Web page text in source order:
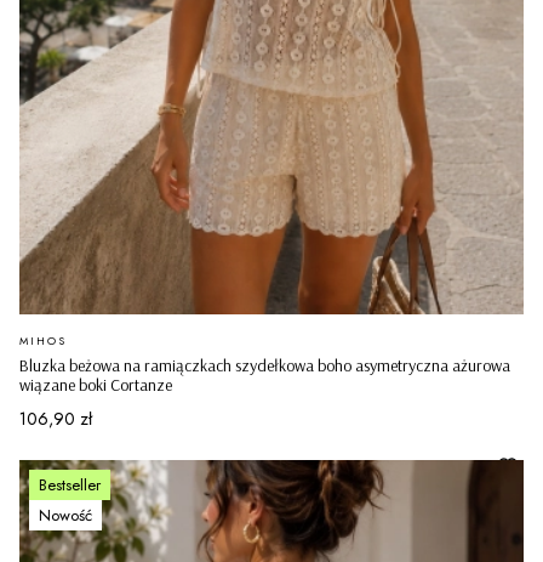
Bluzka beżowa na ramiączkach szydełkowa boho asymetryczna ażurowa
wiązane boki Cortanze
PRODUCENT
MIHOS
Cena
106,90 zł
Bestseller
Nowość